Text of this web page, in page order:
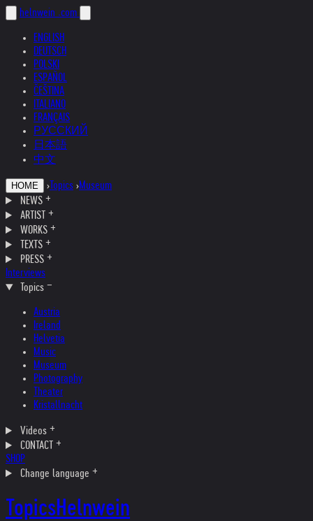
helnwein .com
ENGLISH
DEUTSCH
POLSKI
ESPAÑOL
ČEŠTINA
ITALIANO
FRANÇAIS
РУССКИЙ
日本語
中文
HOME › Topics ›Museum
NEWS
ARTIST
WORKS
TEXTS
PRESS
Interviews
Topics
Austria
Ireland
Helvetia
Music
Museum
Photography
Theater
Kristallnacht
Videos
CONTACT
SHOP
Change language
TopicsHelnwein